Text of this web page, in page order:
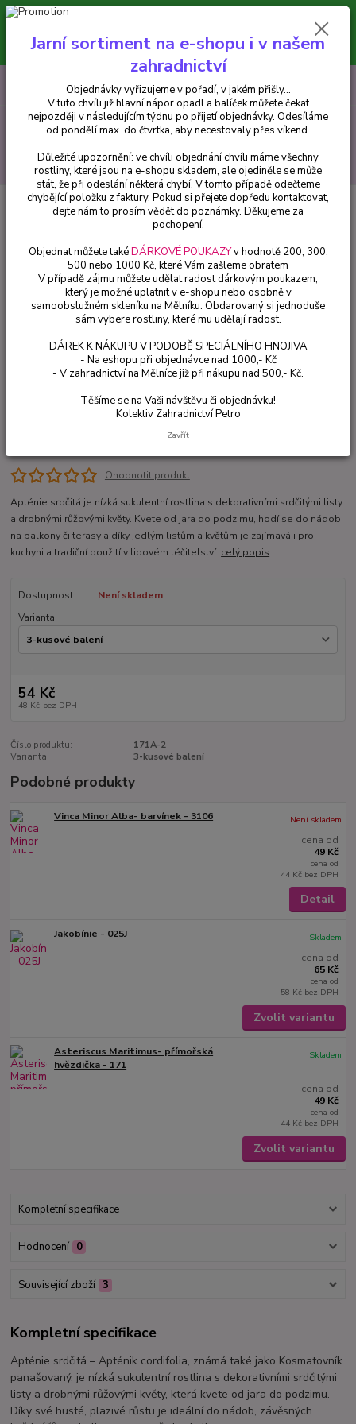
Minimální hodnota pro odeslání z e-shopu je 300 Kč.
V tuto chvíli již hlavní nápor objednávek opadl a balíček můžete čekat
nejpozději v následujícím týdnu po přijetí objednávky. Objednávky
vyřizujeme v pořadí, v jakém přišly...
Menu
CZK
Hledat
+420 602 223 614
Úvod Balkónové rostliny
Apténie srdčitá-Apténik cordifolia /Kosmatovník
panašovaný - cena za kus v 3-kusovém balení
Apténie srdčitá-Apténik
cordifolia /Kosmatovník
panašovaný - cena za kus v 3-
kusovém balení
Ohodnotit produkt
Apténie srdčitá je nízká sukulentní rostlina s dekorativními srdčitými listy
a drobnými růžovými květy. Kvete od jara do podzimu, hodí se do nádob,
na balkony či terasy a díky jedlým listům a květům je zajímavá i pro
kuchyni a tradiční použití v lidovém léčitelství. celý popis
Dostupnost
Není skladem
Varianta
54 Kč
48 Kč bez DPH
Číslo produktu:
171A-2
Varianta:
3-kusové balení
Podobné produkty
Vinca Minor Alba- barvínek - 3106
cena od
49 Kč
cena od
44 Kč bez DPH
Není skladem
Detail
Jakobínie - 025J
cena od
65 Kč
cena od
58 Kč bez DPH
Skladem
Zvolit variantu
Asteriscus Maritimus- přímořská
hvězdička - 171
cena od
49 Kč
cena od
44 Kč bez DPH
Skladem
Zvolit variantu
Kompletní specifikace
Hodnocení 0
Související zboží 3
Kompletní specifikace
Apténie srdčitá – Apténik cordifolia, známá také jako Kosmatovník
panašovaný, je nízká sukulentní rostlina s dekorativními srdčitými
listy a drobnými růžovými květy, která kvete od jara do podzimu.
Díky své husté, plazivé růstu je ideální do nádob, závěsných
Jarní sortiment na e-shopu i v našem
zahradnictví
Objednávky vyřizujeme v pořadí, v jakém přišly...
V tuto chvíli již hlavní nápor opadl a balíček můžete čekat
nejpozději v následujícím týdnu po přijetí objednávky. Odesíláme
od pondělí max. do čtvrtka, aby necestovaly přes víkend.
Důležité upozornění: ve chvíli objednání chvíli máme všechny
rostliny, které jsou na e-shopu skladem, ale ojediněle se může
stát, že při odeslání některá chybí. V tomto případě odečteme
chybějící položku z faktury. Pokud si přejete dopředu kontaktovat,
dejte nám to prosím vědět do poznámky. Děkujeme za
pochopení.
Objednat můžete takéDÁRKOVÉ POUKAZYv hodnotě 200, 300,
500 nebo 1000 Kč, které Vám zašleme obratem
V případě zájmu můžete udělat radost dárkovým poukazem,
který je možné uplatnit v e-shopu nebo osobně v
samoobslužném skleníku na Mělníku. Obdarovaný si jednoduše
sám vybere rostliny, které mu udělají radost.
DÁREK K NÁKUPU V PODOBĚ SPECIÁLNÍHO HNOJIVA
- Na eshopu při objednávce nad 1000,- Kč
- V zahradnictví na Mělníce již při nákupu nad 500,- Kč.
Těšíme se na Vaši návštěvu či objednávku!
Kolektiv Zahradnictví Petro
Zavřít